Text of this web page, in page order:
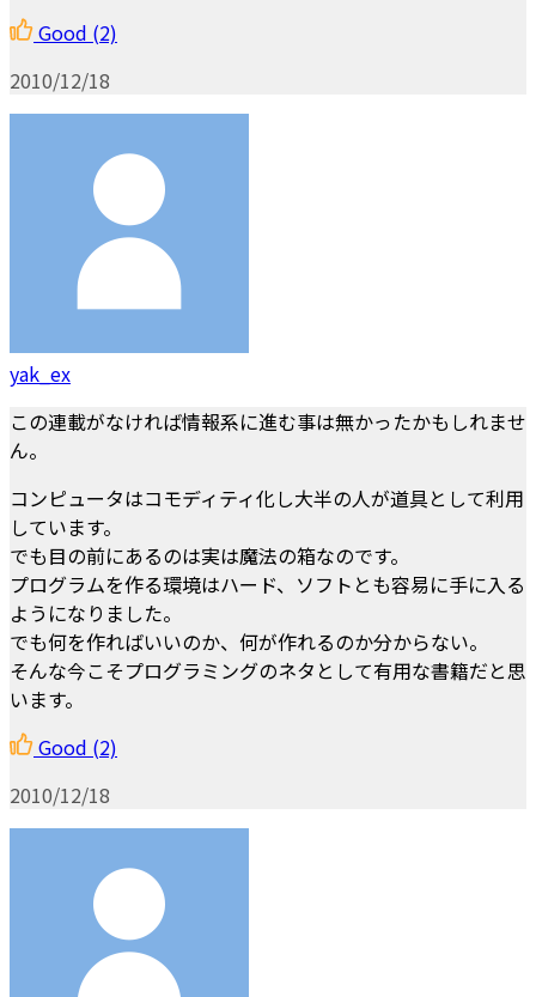
Good (2)
2010/12/18
yak_ex
この連載がなければ情報系に進む事は無かったかもしれませ
ん。
コンピュータはコモディティ化し大半の人が道具として利用
しています。
でも目の前にあるのは実は魔法の箱なのです。
プログラムを作る環境はハード、ソフトとも容易に手に入る
ようになりました。
でも何を作ればいいのか、何が作れるのか分からない。
そんな今こそプログラミングのネタとして有用な書籍だと思
います。
Good (2)
2010/12/18